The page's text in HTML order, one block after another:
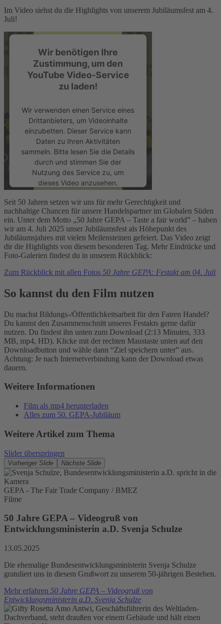
Im Video siehst du die Highlights von unserem Jubiläumsfest am 4.
Juli!
Wir benötigen Ihre
Zustimmung, um den
YouTube Video-Service
zu laden!
Wir verwenden einen Service eines
Drittanbieters, um Videoinhalte
einzubetten. Dieser Service kann
Daten zu Ihren Aktivitäten
sammeln. Bitte lesen Sie die Details
durch und stimmen Sie der
Nutzung des Service zu, um
dieses Video anzusehen.
Mehr Informationen
Akzeptieren
powered byUsercentrics Consent
Seit 50 Jahren setzen wir uns für mehr Gerechtigkeit und
nachhaltige Chancen für unsere Handelspartner im Globalen Süden
ein. Unter dem Motto „50 Jahre GEPA – Taste a fair world” – haben
wir am 4. Juli 2025 unser Jubiläumsfest als Höhepunkt des
Jubiläumsjahres mit vielen Meilensteinen gefeiert. Das Video zeigt
dir die Highlights von diesem besonderen Tag. Mehr Eindrücke und
Foto-Galerien findest du in unserem Rückblick:
Zum Rückblick mit allen Fotos 50 Jahre GEPA: Festakt am 04. Juli
So kannst du den Film nutzen
Du machst Bildungs-/Öffentlichkeitsarbeit für den Fairen Handel?
Du kannst den Zusammenschnitt unseres Festakts gerne dafür
nutzen. Du findest ihn unten zum Download (2:13 Minuten, 333
MB, mp4, HD). Klicke mit der rechten Maustaste unten auf den
Downloadbutton und wähle dann “Ziel speichern unter” aus.
Achtung: Je nach Internetverbindung kann der Download etwas
dauern.
Weitere Informationen
Film als mp4 herunterladen
Alles zum 50. GEPA-Jubiläum
Weitere Artikel zum Thema
Slider überspringen
Vorheriger Slide Nächste Slide
GEPA - The Fair Trade Company / BMEZ
Filme
50 Jahre GEPA – Videogruß von
Entwicklungsministerin a.D. Svenja Schulze
13.05.2025
Die ehemalige Bundesentwicklungsministerin Svenja Schulze
gratuliert uns in diesem Grußwort zu unserem 50-jährigen Bestehen.
Mehr erfahren 50 Jahre GEPA – Videogruß von
Entwicklungsministerin a.D. Svenja Schulze